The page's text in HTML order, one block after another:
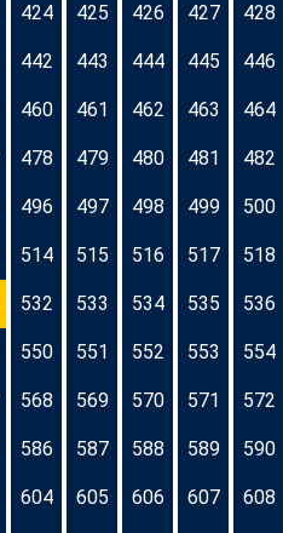
424 425 426 427 428
442 443 444 445 446
460 461 462 463 464
478 479 480 481 482
496 497 498 499 500
514 515 516 517 518
532 533 534 535 536
550 551 552 553 554
568 569 570 571 572
586 587 588 589 590
604 605 606 607 608